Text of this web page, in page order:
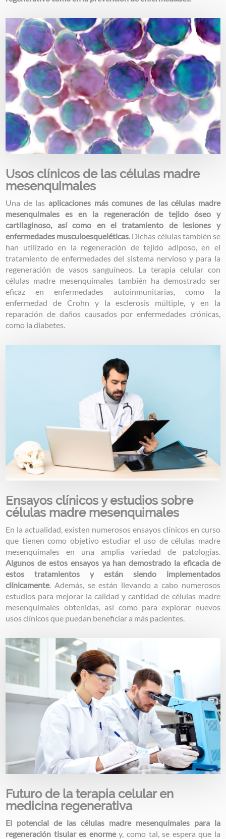
Image
Usos clínicos de las células madre
mesenquimales
Una de lasaplicaciones más comunes de las células madre
mesenquimales es en la regeneración de tejido óseo y
cartilaginoso, así como en el tratamiento de lesiones y
enfermedades musculoesqueléticas. Dichas células también se
han utilizado en la regeneración de tejido adiposo, en el
tratamiento de enfermedades del sistema nervioso y para la
regeneración de vasos sanguíneos. La terapia celular con
células madre mesenquimales también ha demostrado ser
eficaz en enfermedades autoinmunitarias, como la
enfermedad de Crohn y la esclerosis múltiple, y en la
reparación de daños causados por enfermedades crónicas,
como la diabetes.
Ensayos clínicos y estudios sobre
células madre mesenquimales
En la actualidad, existen numerosos ensayos clínicos en curso
que tienen como objetivo estudiar el uso de células madre
mesenquimales en una amplia variedad de patologías.
Algunos de estos ensayos ya han demostrado la eficacia de
estos tratamientos y están siendo implementados
clínicamente. Además, se están llevando a cabo numerosos
estudios para mejorar la calidad y cantidad de células madre
mesenquimales obtenidas, así como para explorar nuevos
usos clínicos que puedan beneficiar a más pacientes.
Image
Futuro de la terapia celular en
medicina regenerativa
El potencial de las células madre mesenquimales para la
regeneración tisular es enormey, como tal, se espera que la